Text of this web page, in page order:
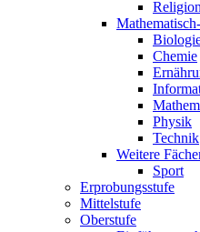
Religion
Chemie
Physik
Technik
Weitere
Sport
Erprobungsstufe
Mittelstufe
Oberstufe